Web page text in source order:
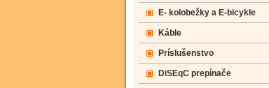
E- kolobežky a E-bicykle
Káble
Príslušenstvo
DiSEqC prepínače